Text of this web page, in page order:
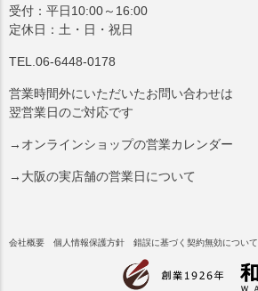
受付：平日10:00～16:00
定休日：土・日・祝日
TEL.06-6448-0178
営業時間外にいただいたお問い合わせは
翌営業日のご対応です
→オンラインショップの営業カレンダー
→大阪の実店舗の営業日について
会社概要 個人情報保護方針 錯誤に基づく契約無効について